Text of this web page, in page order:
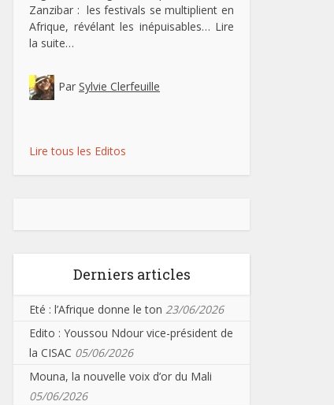
Zanzibar : les festivals se multiplient en
Afrique, révélant les inépuisables… Lire
la suite…
Par Sylvie Clerfeuille
Lire tous les Editos
Derniers articles
Eté : l’Afrique donne le ton 23/06/2026
Edito : Youssou Ndour vice-président de
la CISAC 05/06/2026
Mouna, la nouvelle voix d’or du Mali
05/06/2026